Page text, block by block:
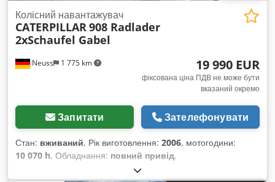
Neuss 1 775 km
Колісний навантажувач
CATERPILLAR908 Radlader
2xSchaufel Gabel
19 990 EUR
фіксована ціна ПДВ не може бути
вказаний окремо
Запитати Зателефонувати
Стан: вживаний, Рік виготовлення: 2006, мотогодини:
10 070 h, Обладнання: повний привід,